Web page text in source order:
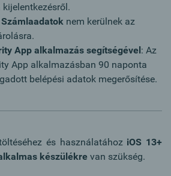
nem kerülnek az
App alkalmazás segítségével: Az
App alkalmazásban 90 naponta
belépési adatok megerősítése.
és használatához iOS 13+
készülékre van szükség.